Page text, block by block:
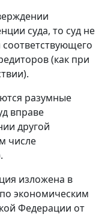
суда, то суд не
(как при
разумные
вправе
другой
числе
изложена в
экономическим
Федерации от